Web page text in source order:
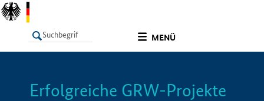
MENÜ
LISTE Info
Erfolgreiche GRW-Projekte